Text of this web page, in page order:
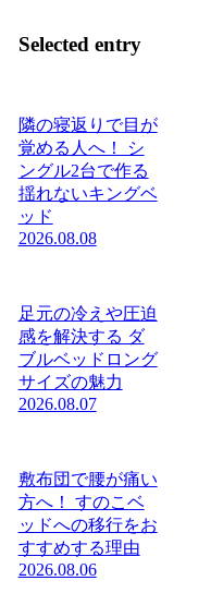
Selected entry
隣の寝返りで目が
覚める人へ！ シ
ングル2台で作る
揺れないキングベ
ッド
2026.08.08
足元の冷えや圧迫
感を解決する ダ
ブルベッドロング
サイズの魅力
2026.08.07
敷布団で腰が痛い
方へ！ すのこベ
ッドへの移行をお
すすめする理由
2026.08.06